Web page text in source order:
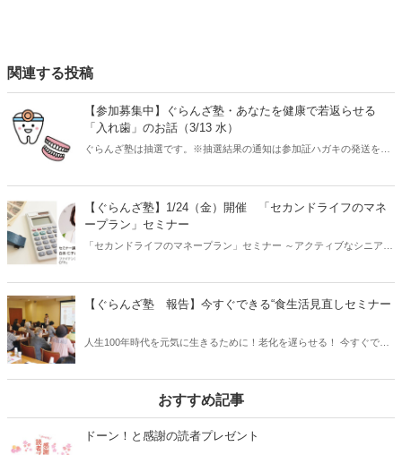
関連する投稿
【参加募集中】ぐらんざ塾・あなたを健康で若返らせる
「入れ歯」のお話（3/13 水）
ぐらんざ塾は抽選です。※抽選結果の通知は参加証ハガキの発送をも
【ぐらんざ塾】1/24（金）開催 「セカンドライフのマネ
ープラン」セミナー
「セカンドライフのマネープラン」セミナー ～アクティブなシニア世
【ぐらんざ塾 報告】今すぐできる“食生活見直しセミナー
人生100年時代を元気に生きるために！老化を遅らせる！ 今すぐでき
おすすめ記事
ドーン！と感謝の読者プレゼント